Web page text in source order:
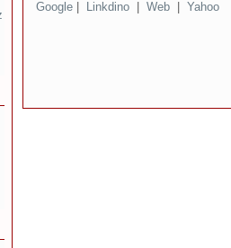
Google
Linkdino Web Yahoo